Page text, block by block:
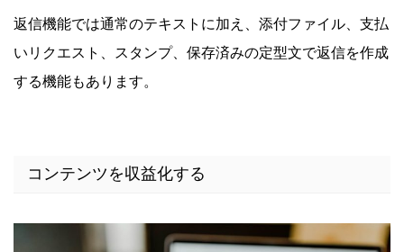
返信機能では通常のテキストに加え、添付ファイル、支払
いリクエスト、スタンプ、保存済みの定型文で返信を作成
する機能もあります。
コンテンツを収益化する